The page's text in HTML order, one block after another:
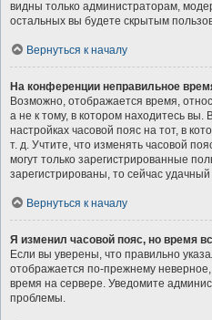
видны только администраторам,
остальных вы будете скрытым
Вернуться к началу
На конференции неправильное
Возможно, отображается время,
а не к тому, в котором находитесь
настройках часовой пояс на тот, в
т. д. Учтите, что изменять часовой
могут только зарегистрированные
зарегистрированы, то сейчас
Вернуться к началу
Я изменил часовой пояс, но время
Если вы уверены, что правильно
отображается по-прежнему
время на сервере. Уведомите
проблемы.